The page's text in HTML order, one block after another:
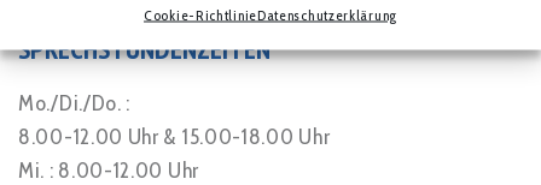
Cookie-RichtlinieDatenschutzerklärung
SPRECHSTUNDENZEITEN
Mo./Di./Do. :
8.00-12.00 Uhr & 15.00-18.00 Uhr
Mi. : 8.00-12.00 Uhr